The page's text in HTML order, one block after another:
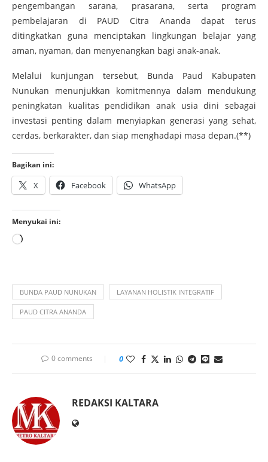
pengembangan sarana, prasarana, serta program
pembelajaran di PAUD Citra Ananda dapat terus
ditingkatkan guna menciptakan lingkungan belajar yang
aman, nyaman, dan menyenangkan bagi anak-anak.
Melalui kunjungan tersebut, Bunda Paud Kabupaten
Nunukan menunjukkan komitmennya dalam mendukung
peningkatan kualitas pendidikan anak usia dini sebagai
investasi penting dalam menyiapkan generasi yang sehat,
cerdas, berkarakter, dan siap menghadapi masa depan.(**)
Bagikan ini:
X Facebook WhatsApp
Menyukai ini:
BUNDA PAUD NUNUKAN LAYANAN HOLISTIK INTEGRATIF
PAUD CITRA ANANDA
0 comments 0
REDAKSI KALTARA